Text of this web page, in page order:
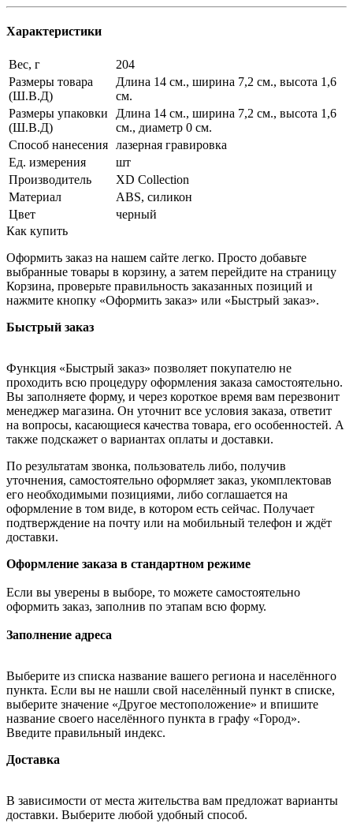
Характеристики
Вес, г
204
Размеры товара
(Ш.В.Д)
Длина 14 см., ширина 7,2 см., высота 1,6
см.
Размеры упаковки
(Ш.В.Д)
Длина 14 см., ширина 7,2 см., высота 1,6
см., диаметр 0 см.
Способ нанесения лазерная гравировка
Ед. измерения
шт
Производитель
XD Collection
Материал
ABS, силикон
Цвет
черный
Как купить
Оформить заказ на нашем сайте легко. Просто добавьте
выбранные товары в корзину, а затем перейдите на страницу
Корзина, проверьте правильность заказанных позиций и
нажмите кнопку «Оформить заказ» или «Быстрый заказ».
Быстрый заказ
Функция «Быстрый заказ» позволяет покупателю не
проходить всю процедуру оформления заказа самостоятельно.
Вы заполняете форму, и через короткое время вам перезвонит
менеджер магазина. Он уточнит все условия заказа, ответит
на вопросы, касающиеся качества товара, его особенностей. А
также подскажет о вариантах оплаты и доставки.
По результатам звонка, пользователь либо, получив
уточнения, самостоятельно оформляет заказ, укомплектовав
его необходимыми позициями, либо соглашается на
оформление в том виде, в котором есть сейчас. Получает
подтверждение на почту или на мобильный телефон и ждёт
доставки.
Оформление заказа в стандартном режиме
Если вы уверены в выборе, то можете самостоятельно
оформить заказ, заполнив по этапам всю форму.
Заполнение адреса
Выберите из списка название вашего региона и населённого
пункта. Если вы не нашли свой населённый пункт в списке,
выберите значение «Другое местоположение» и впишите
название своего населённого пункта в графу «Город».
Введите правильный индекс.
Доставка
В зависимости от места жительства вам предложат варианты
доставки. Выберите любой удобный способ.